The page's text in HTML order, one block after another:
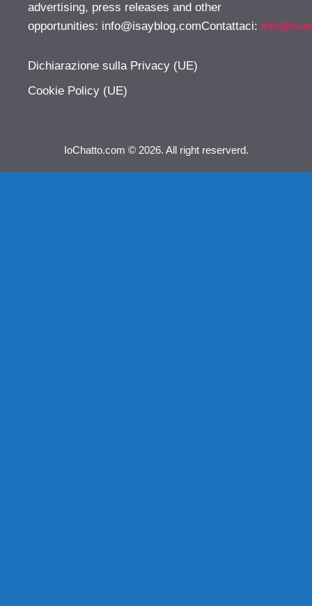
advertising, press releases and other
opportunities: info@isayblog.comContattaci:
Dichiarazione sulla Privacy (UE)
Cookie Policy (UE)
IoChatto.com © 2026. All right reserverd.